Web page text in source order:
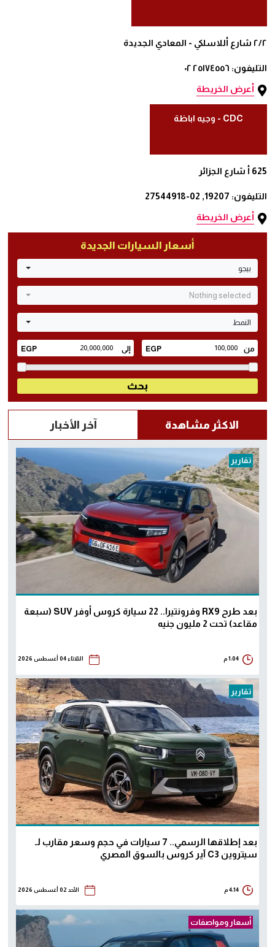
٢/٢ شارع أللاسلكي - المعادي الجديدة
التليفون: ٢٥١٧٤٥٥٦ ٠٢
أعرض الخريطة
CDC - وجيه اباظة
625 أ شارع الجزائر
التليفون: 19207, 02-27544918
أعرض الخريطة
أسعار السيارات الجديدة
بيجو
Nothing selected
النمط
الاكثر مشاهدة آخر الأخبار
تقارير
بعد طرح RX9 وفرونتيرا.. 22 سيارة كروس أوفر SUV (سبعة
مقاعد) تحت 2 مليون جنيه
1:04 م الثلاثاء 04 أغسطس 2026
تقارير
بعد إطلاقها الرسمي.. 7 سيارات في حجم وسعر مقارب لـ
سيتروين C3 آير كروس بالسوق المصري
4:14 م الأحد 02 أغسطس 2026
أسعار ومواصفات